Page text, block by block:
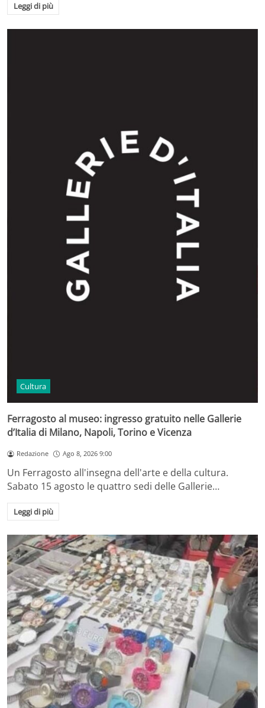
Leggi di più
Cultura
Ferragosto al museo: ingresso gratuito nelle Gallerie
d’Italia di Milano, Napoli, Torino e Vicenza
Redazione Ago 8, 2026 9:00
Un Ferragosto all'insegna dell'arte e della cultura.
Sabato 15 agosto le quattro sedi delle Gallerie…
Leggi di più